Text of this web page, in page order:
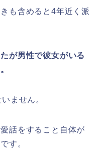
も含めると4年近く派
が男性で彼女がいる
ません。
話をすること自体が
す。